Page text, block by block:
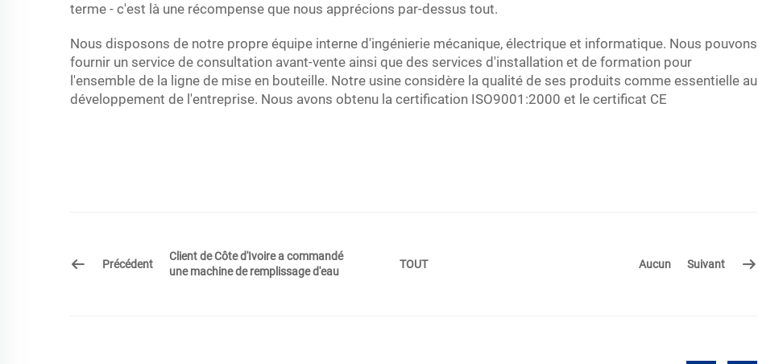
terme - c'est là une récompense que nous apprécions par-dessus tout.
Nous disposons de notre propre équipe interne d'ingénierie mécanique, électrique et informatique. Nous pouvons
fournir un service de consultation avant-vente ainsi que des services d'installation et de formation pour
l'ensemble de la ligne de mise en bouteille. Notre usine considère la qualité de ses produits comme essentielle au
développement de l'entreprise. Nous avons obtenu la certification ISO9001:2000 et le certificat CE
Précédent
Client de Côte d'Ivoire a commandé
une machine de remplissage d'eau
TOUT Aucun Suivant